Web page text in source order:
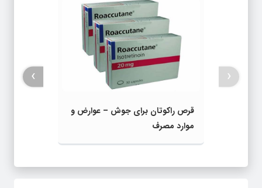
قرص راکوتان برای جوش – عوارض و
موارد مصرف
‹
›